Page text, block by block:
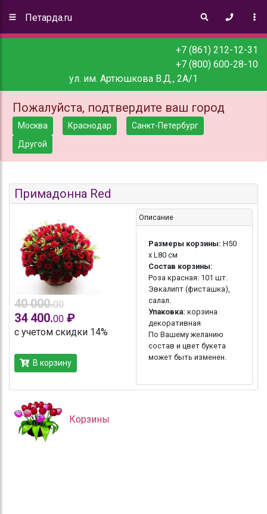
Петарда.ru
+7 (861) 212-12-31
+7 (800) 600-28-10
ул. им. Артюшкова В.Д., 2А/1
Пожалуйста, подтвердите ваш город
Москва Краснодар
Санкт-Петербург
Другой
Примадонна Red
40 000.00
34 400.00 ₽
с учетом скидки 14%
В корзину
Описание
Размеры корзины: H50
x L80 см
Состав корзины:
Роза красная: 101 шт.
Эвкалипт (фисташка),
салал.
Упаковка: корзина
декоративная
По Вашему желанию
состав и цвет букета
может быть изменен.
Корзины